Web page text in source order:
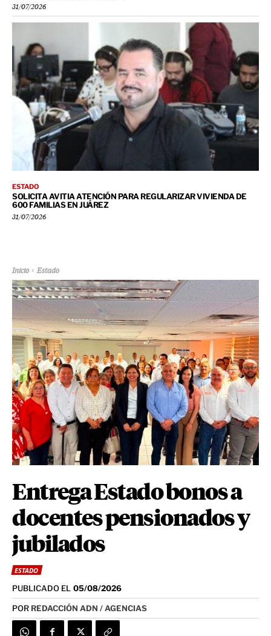
31/07/2026
ESTADO
SOLICITA AVITIA ATENCIÓN PARA REGULARIZAR VIVIENDA DE
600 FAMILIAS EN JUÁREZ
31/07/2026